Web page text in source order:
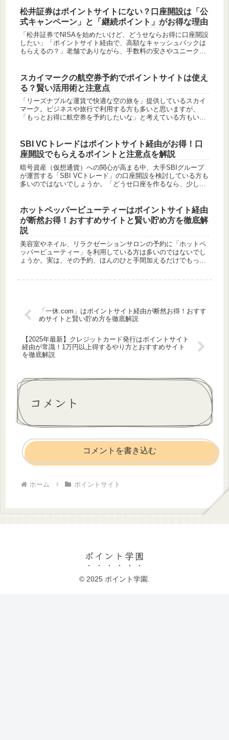
松井証券はポイントサイトにない？口座開設は「公
式キャンペーン」と「継続ポイント」がお得な理由
「松井証券でNISAを始めたいけど、どうせならお得に口座開設
したい」「ポイントサイト経由で、高額なキャッシュバックは
もらえるの？」老舗でありながら、手数料の安さやユニークな
スカイマークの航空券予約でポイントサイトは使え
る？賢い活用術と注意点
「リーズナブルな運賃で快適な空の旅を」提供しているスカイ
マーク。ビジネスや旅行で利用する方も多いと思いますが、
「もっとお得に航空券を予約したいな」と考えている方もいら
SBI VCトレードはポイントサイト経由がお得！口
座開設でもらえるポイントと注意点を解説
暗号資産（仮想通貨）への関心が高まる中、大手SBIグループ
が運営する「SBI VCトレード」の口座開設を検討している方も
多いのではないでしょうか。「どうせ口座を作るなら、少しで
ホットペッパービューティーはポイントサイト経由
が断然お得！おすすめサイトと賢い貯め方を徹底解
説
美容室やネイル、リラクゼーションサロンの予約に「ホットペ
ッパービューティー」を利用している方は多いのではないでし
ょうか。実は、その予約、ほんのひと手間加えるだけでもっと
「一休.com」はポイントサイト経由が断然お得！おすす
めサイトと賢い貯め方を徹底解説
【2025年最新】クレジットカード発行はポイントサイト
経由が常識！1万円以上得するやり方とおすすめサイト
を徹底解説
コメント
コメントを書き込む
ホーム ポイントサイト
ポイント学園
© 2025 ポイント学園.